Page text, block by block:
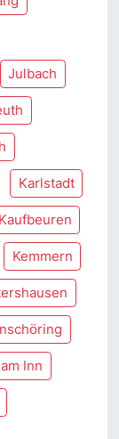
Julbach
Karlstadt
Kaufbeuren
Kemmern
Inn